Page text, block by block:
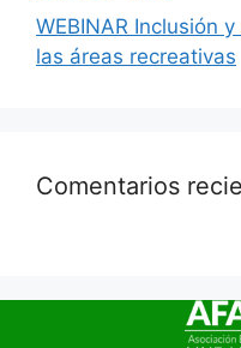
WEBINAR Inclusión
las áreas recreativas
Comentarios